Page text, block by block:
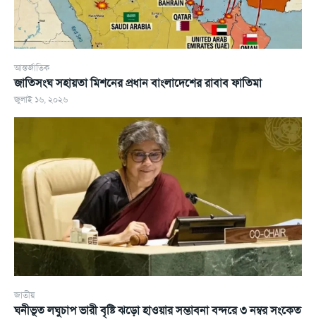
আন্তর্জাতিক
জাতিসংঘ সহায়তা মিশনের প্রধান বাংলাদেশের রাবাব ফাতিমা
জুলাই ১৬, ২০২৬
জাতীয়
ঘনীভূত লঘুচাপ ভারী বৃষ্টি ঝড়ো হাওয়ার সম্ভাবনা বন্দরে ৩ নম্বর সংকেত